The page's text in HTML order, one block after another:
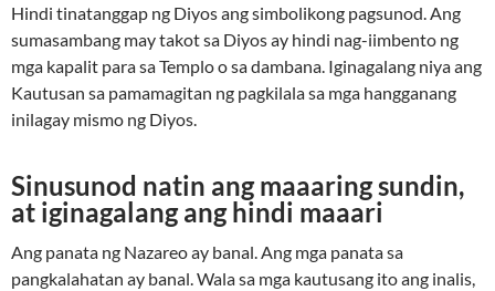
Hindi tinatanggap ng Diyos ang simbolikong pagsunod. Ang
sumasambang may takot sa Diyos ay hindi nag-iimbento ng
mga kapalit para sa Templo o sa dambana. Iginagalang niya ang
Kautusan sa pamamagitan ng pagkilala sa mga hangganang
inilagay mismo ng Diyos.
Sinusunod natin ang maaaring sundin,
at iginagalang ang hindi maaari
Ang panata ng Nazareo ay banal. Ang mga panata sa
pangkalahatan ay banal. Wala sa mga kautusang ito ang inalis,